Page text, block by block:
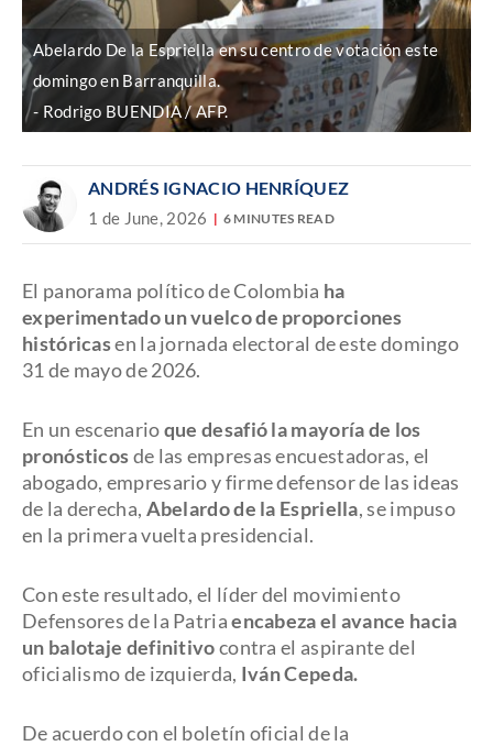
Abelardo De la Espriella en su centro de votación este
domingo en Barranquilla.
Rodrigo BUENDIA / AFP.
ANDRÉS IGNACIO HENRÍQUEZ
1 de June, 2026 6 MINUTES READ
El panorama político de Colombia ha
experimentado un vuelco de proporciones
históricasen la jornada electoral de este domingo
31 de mayo de 2026.
En un escenarioque desafió la mayoría de los
pronósticosde las empresas encuestadoras, el
abogado, empresario y firme defensor de las ideas
de la derecha, Abelardo de la Espriella, se impuso
en la primera vuelta presidencial.
Con este resultado, el líder del movimiento
Defensores de la Patriaencabeza el avance hacia
un balotaje definitivocontra el aspirante del
oficialismo de izquierda, Iván Cepeda.
De acuerdo con el boletín oficial de la